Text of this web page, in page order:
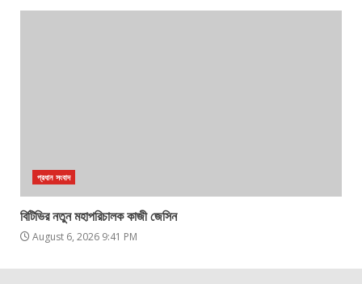
প্রধান সংবাদ
বিটিভির নতুন মহাপরিচালক কাজী জেসিন
August 6, 2026 9:41 PM